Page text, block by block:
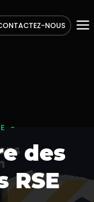
NOUS
-
des
RSE